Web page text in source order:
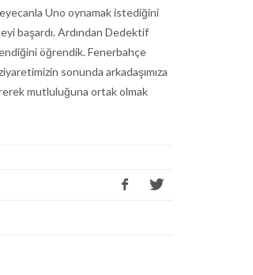
Uno oynamak istediğini
başardı. Ardından Dedektif
öğrendik. Fenerbahçe
sonunda arkadaşımıza
mutluluğuna ortak olmak